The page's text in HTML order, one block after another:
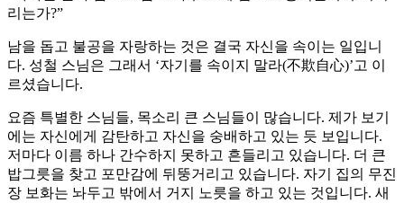
리는가?”
남을 돕고 불공을 자랑하는 것은 결국 자신을 속이는 일입니
다. 성철 스님은 그래서 ‘자기를 속이지 말라(不欺自心)’고 이
르셨습니다.
요즘 특별한 스님들, 목소리 큰 스님들이 많습니다. 제가 보기
에는 자신에게 감탄하고 자신을 숭배하고 있는 듯 보입니다.
저마다 이름 하나 간수하지 못하고 흔들리고 있습니다. 더 큰
밥그릇을 찾고 포만감에 뒤뚱거리고 있습니다. 자기 집의 무진
장 보화는 놔두고 밖에서 거지 노릇을 하고 있는 것입니다. 새